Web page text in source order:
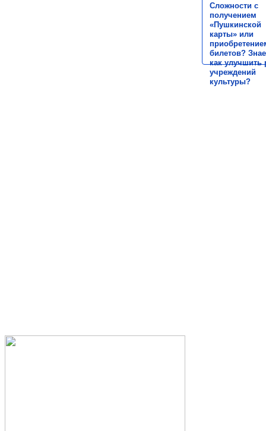
Сложности с
получением
«Пушкинской
карты» или
билетов?
как улучшить
учреждений
культуры?